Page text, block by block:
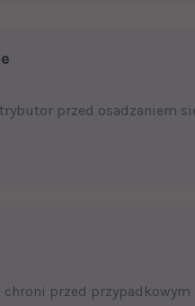
przed osadzaniem
przed